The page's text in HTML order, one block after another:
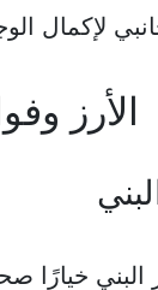
لإكمال الوجبة.
الأرز
البني خيارًا